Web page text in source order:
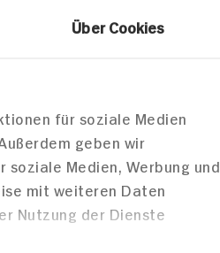
Über Cookies
für soziale Medien
geben wir
Medien, Werbung und
mit weiteren Daten
Nutzung der Dienste
in Rote-
80 min